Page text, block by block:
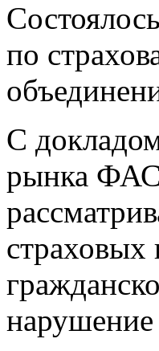
по
С
рынка ФАС
нарушение